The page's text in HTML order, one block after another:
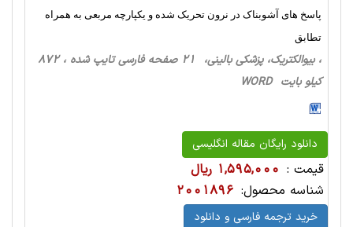
پاسخ های آشوبناک در نرون تحریک شده و یکپارچه مربعی به همراه
تطابق
، بیوالکتریک، پزشکی بالینی، 21 صفحه فارسی تایپ شده ، 872
کیلو بایت WORD
دانلود رایگان مقاله انگلیسی
قیمت : 1,595,000 ریال
شناسه محصول: 2001896
خرید ترجمه فارسی و دانلود